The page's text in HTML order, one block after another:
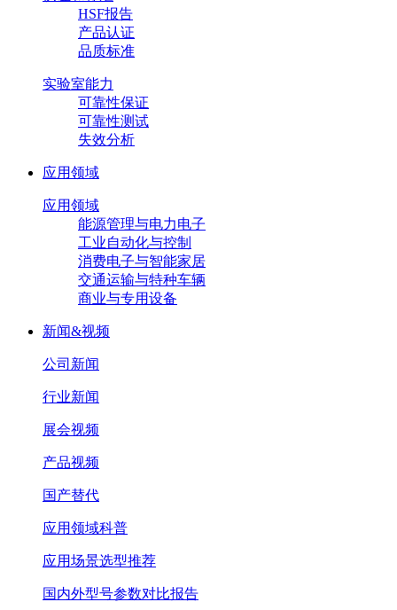
HSF报告
产品认证
品质标准
实验室能力
可靠性保证
可靠性测试
失效分析
应用领域
应用领域
能源管理与电力电子
工业自动化与控制
消费电子与智能家居
交通运输与特种车辆
商业与专用设备
新闻&视频
公司新闻
行业新闻
展会视频
产品视频
国产替代
应用领域科普
应用场景选型推荐
国内外型号参数对比报告